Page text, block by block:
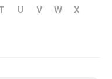
T U V W
X